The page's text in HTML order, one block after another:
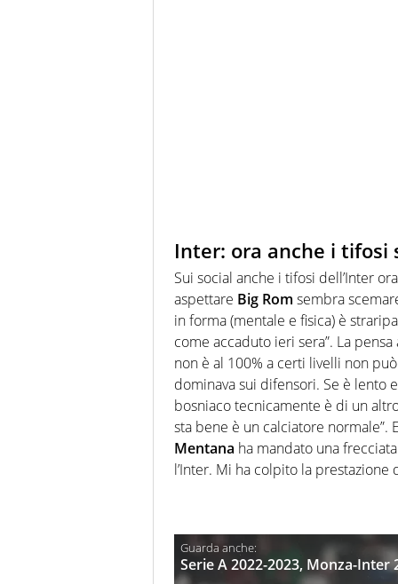
Inter: ora anche i tifosi
Sui social anche i tifosi dell’Inter
aspettare Big Rom sembra
in forma (mentale e fisica) è
come accaduto ieri sera”. La
non è al 100% a certi livelli non
dominava sui difensori. Se è lento
bosniaco tecnicamente è di un
sta bene è un calciatore
Mentana ha mandato una
l’Inter. Mi ha colpito la
Serie A 2022-2023, Monza-Inter